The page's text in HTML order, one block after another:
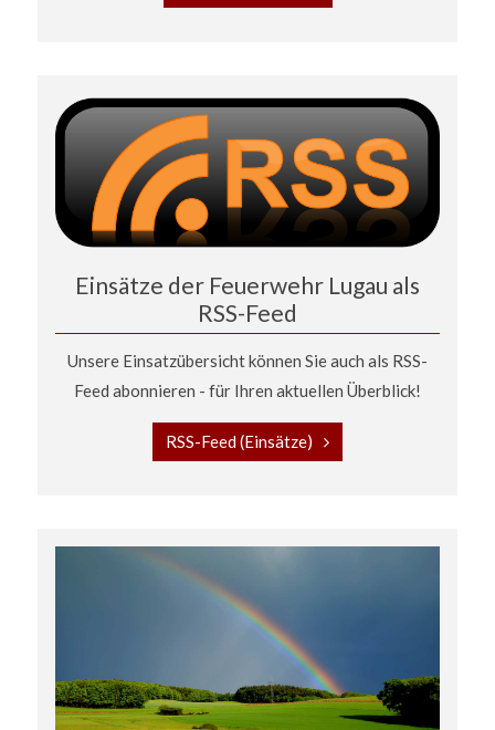
Einsätze der Feuerwehr Lugau als
RSS-Feed
Unsere Einsatzübersicht können Sie auch als RSS-
Feed abonnieren - für Ihren aktuellen Überblick!
RSS-Feed (Einsätze)